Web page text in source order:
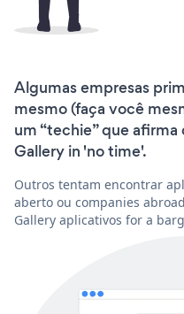
Algumas empresas
mesmo (faça você
um “techie” que
Gallery in 'no time'.
Outros tentam encontrar
aberto ou companies
Gallery aplicativos for a